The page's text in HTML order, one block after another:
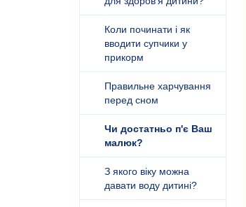
Коли починати і як
вводити супчики у
прикорм
Правильне харчування
перед сном
Чи достатньо п'є Ваш
малюк?
З якого віку можна
давати воду дитині?